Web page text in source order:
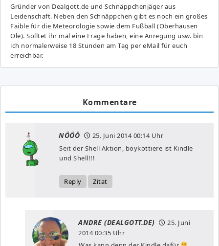
Gründer von Dealgott.de und Schnäppchenjäger aus
Leidenschaft. Neben den Schnäppchen gibt es noch ein großes
Fai­ble für die Meteorologie sowie dem Fußball (Oberhausen
Ole). Solltet ihr mal eine Frage haben, eine Anregung usw. bin
ich normalerweise 18 Stunden am Tag per eMail für euch
erreichbar.
Kommentare
NÖÖÖ 25. Juni 201400:14 Uhr
Seit der Shell Aktion, boykottiere ist Kindle
und Shell!!!
Reply Zitat
ANDRE (DEALGOTT.DE)
25. Juni
201400:35 Uhr